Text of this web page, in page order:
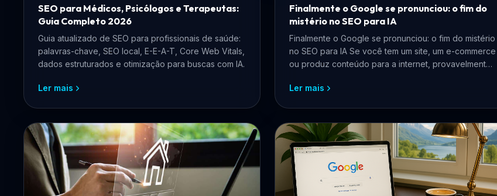
SEO para Médicos, Psicólogos e Terapeutas:
Guia Completo 2026
Guia atualizado de SEO para profissionais de saúde:
palavras-chave, SEO local, E-E-A-T, Core Web Vitals,
dados estruturados e otimização para buscas com IA.
Ler mais
Finalmente o Google se pronunciou: o fim do
mistério no SEO para IA
Finalmente o Google se pronunciou: o fim do mistério
no SEO para IA Se você tem um site, um e-commerce
ou produz conteúdo para a internet, provavelmente
Ler mais